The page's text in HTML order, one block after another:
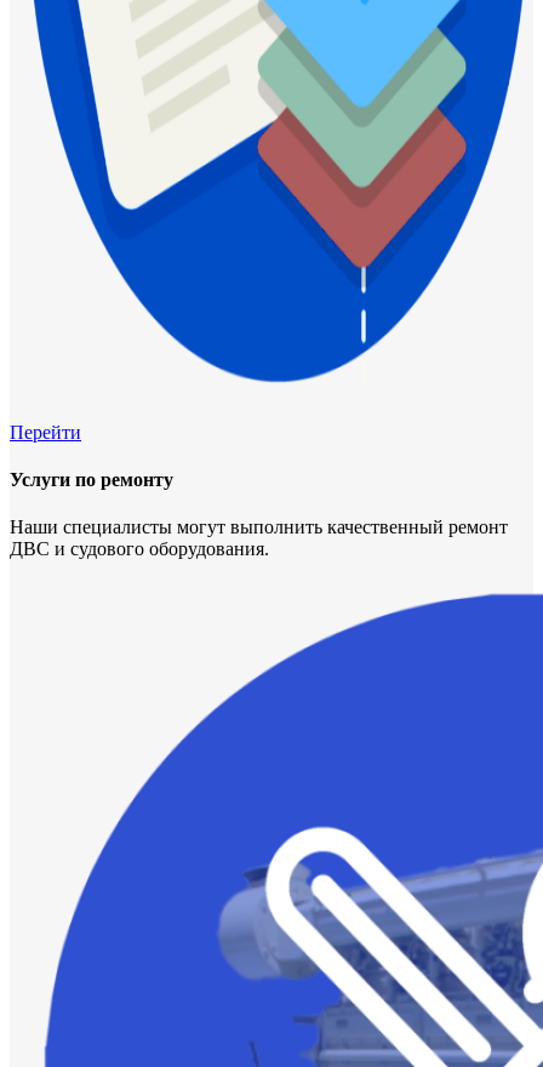
Перейти
Услуги по ремонту
Наши специалисты могут выполнить качественный ремонт
ДВС и судового оборудования.